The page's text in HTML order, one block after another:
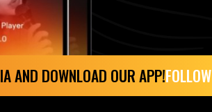
DOWNLOAD OUR APP!FOLLOW